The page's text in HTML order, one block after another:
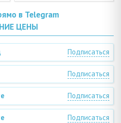
в Telegram
ЦЕНЫ
Подписаться
Подписаться
Подписаться
Подписаться